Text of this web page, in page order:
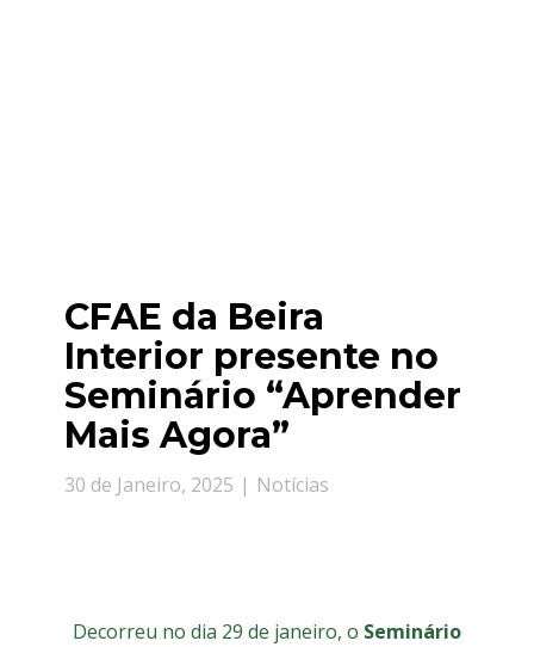
CFAE da Beira
Interior presente no
Seminário “Aprender
Mais Agora”
30 de Janeiro, 2025 Notícias
Decorreu no dia 29 de janeiro, o Seminário